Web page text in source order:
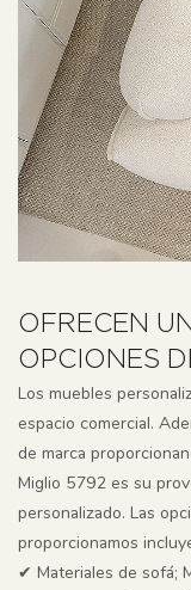
OFRECEN
OPCIONES
Los muebles
espacio comercial.
de marca
Miglio 5792 es su
personalizado. Las
proporcionamos
✔ Materiales de sofá;